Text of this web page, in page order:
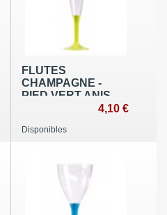
FLUTES
CHAMPAGNE -
PIED VERT ANIS
4,10 €
Disponibles